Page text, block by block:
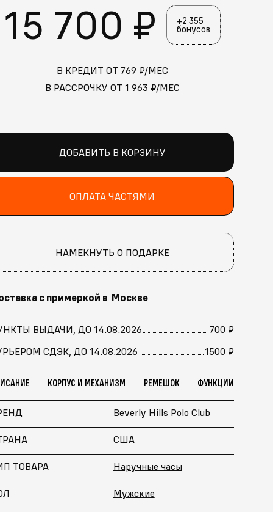
Больше похожих моделей →
15 700 ₽ +2 355
бонусов
В КРЕДИТ ОТ 769 ₽/МЕС
В РАССРОЧКУ ОТ 1 963 ₽/МЕС
ДОБАВИТЬ В КОРЗИНУ
ОПЛАТА ЧАСТЯМИ
НАМЕКНУТЬ О ПОДАРКЕ
с примеркой в Москве
ВЫДАЧИ, ДО 14.08.2026
700 ₽
СДЭК, ДО 14.08.2026
1500 ₽
КОРПУС И МЕХАНИЗМ РЕМЕШОК ФУНКЦИИ
Beverly Hills Polo Club
США
ТОВАРА Наручные часы
Мужские